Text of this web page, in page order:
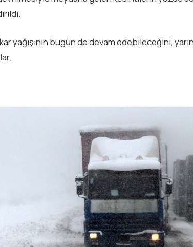
yağışının bugün de devam edebileceğini,